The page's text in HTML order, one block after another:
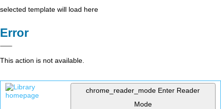
selected template will load here
Error
This action is not available.
chrome_reader_mode Enter Reader
Mode